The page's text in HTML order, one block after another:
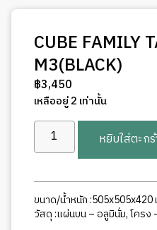
CUBE FAMILY
M3(BLACK)
฿3,450
เหลืออยู่ 2 เท่านั้น
จำนวน
CUBE
TABLE
M3(BLACK)
ชิ้น
หยิบใส่ตะก
ขนาด/น้ำหนัก :505x505x420
วัสดุ :แผ่นบน – อลูมินั่ม, โครง